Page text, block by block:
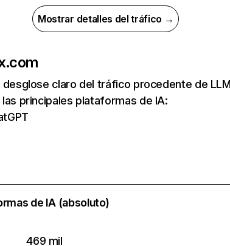
Mostrar detalles del tráfico →
desglose claro del tráfico procedente de
principales plataformas de IA:
de IA (absoluto)
469 mil